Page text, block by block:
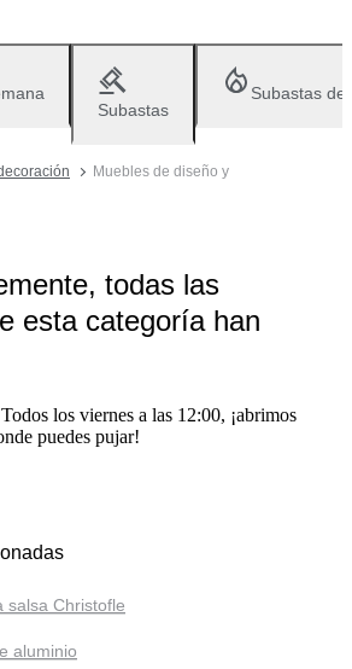
Subastas
Subastas
Muebles de diseño y
todas las
esta categoría han
los viernes a las 12:00, ¡abrimos
puedes pujar!
salsa Christofle
aluminio